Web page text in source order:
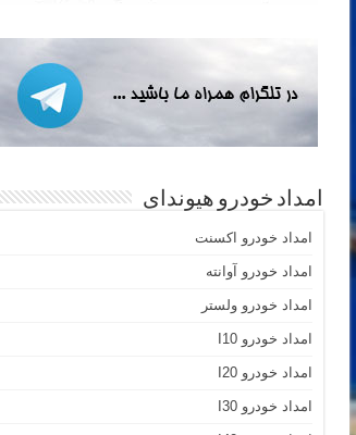
امداد خودرو هیوندای
امداد خودرو اکسنت
امداد خودرو آوانته
امداد خودرو ولستر
امداد خودرو I10
امداد خودرو I20
امداد خودرو I30